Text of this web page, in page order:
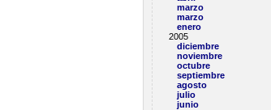
marzo
marzo
enero
2005
diciembre
noviembre
octubre
septiembre
agosto
julio
junio